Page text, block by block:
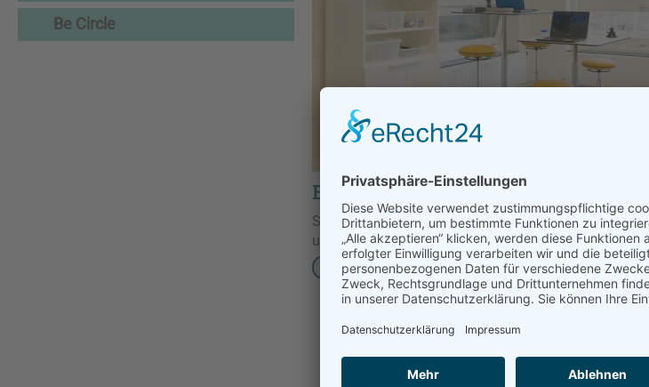
Be Circle
Be Steady
Steady ist ein besonders bequemer ergonomischer
unterstützt.
Weiterlesen!